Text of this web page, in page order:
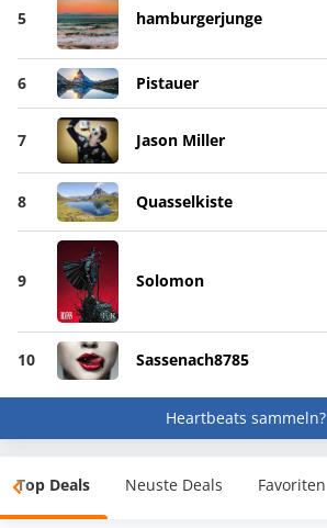
5 hamburgerjunge
6 Pistauer
7 Jason Miller
8 Quasselkiste
9 Solomon
10 Sassenach8785
Heartbeats sammeln?
Top Deals Neuste Deals Favoriten